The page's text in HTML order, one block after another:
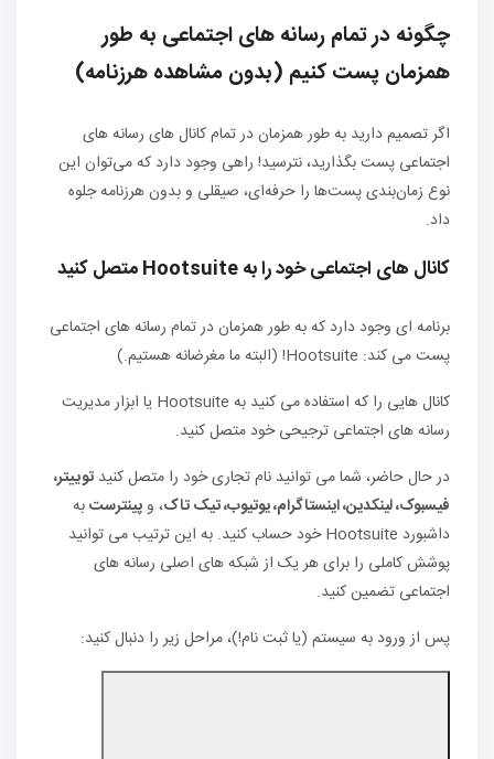
چگونه در تمام رسانه های اجتماعی به طور
همزمان پست کنیم (بدون مشاهده هرزنامه)
اگر تصمیم دارید به طور همزمان در تمام کانال های رسانه های
اجتماعی پست بگذارید، نترسید! راهی وجود دارد که می‌توان این
نوع زمان‌بندی پست‌ها را حرفه‌ای، صیقلی و بدون هرزنامه جلوه
داد.
کانال های اجتماعی خود را به Hootsuite متصل کنید
برنامه ای وجود دارد که به طور همزمان در تمام رسانه های اجتماعی
پست می کند: Hootsuite! (البته ما مغرضانه هستیم.)
کانال هایی را که استفاده می کنید به Hootsuite یا ابزار مدیریت
رسانه های اجتماعی ترجیحی خود متصل کنید.
در حال حاضر، شما می توانید نام تجاری خود را متصل کنید توییتر،
فیسبوک، لینکدین، اینستاگرام، یوتیوب، تیک تاک، وپینترستبه
داشبورد Hootsuite خود حساب کنید. به این ترتیب می توانید
پوشش کاملی را برای هر یک از شبکه های اصلی رسانه های
اجتماعی تضمین کنید.
پس از ورود به سیستم (یا ثبت نام!)، مراحل زیر را دنبال کنید: